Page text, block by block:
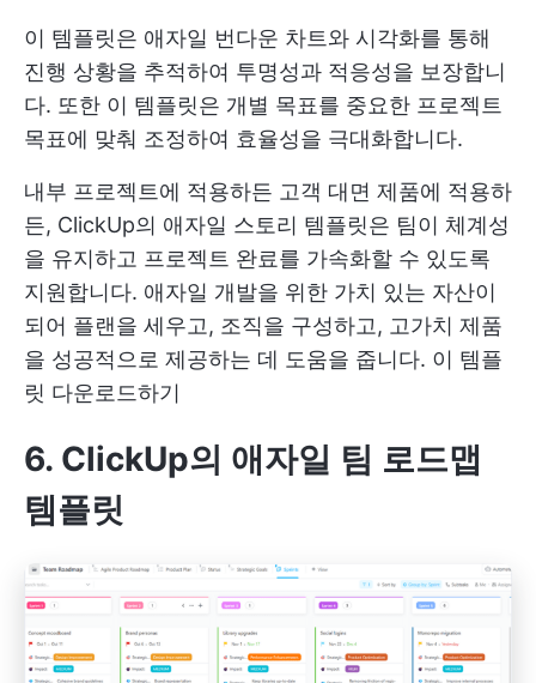
이 템플릿은 애자일 번다운 차트와 시각화를 통해
진행 상황을 추적하여 투명성과 적응성을 보장합니
다. 또한 이 템플릿은 개별 목표를 중요한 프로젝트
목표에 맞춰 조정하여 효율성을 극대화합니다.
내부 프로젝트에 적용하든 고객 대면 제품에 적용하
든, ClickUp의 애자일 스토리 템플릿은 팀이 체계성
을 유지하고 프로젝트 완료를 가속화할 수 있도록
지원합니다. 애자일 개발을 위한 가치 있는 자산이
되어 플랜을 세우고, 조직을 구성하고, 고가치 제품
을 성공적으로 제공하는 데 도움을 줍니다. 이 템플
릿 다운로드하기
6. ClickUp의 애자일 팀 로드맵
템플릿